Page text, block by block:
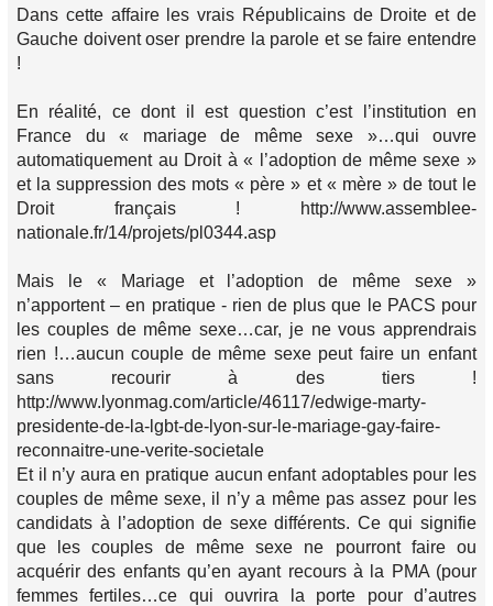
Dans cette affaire les vrais Républicains de Droite et de
Gauche doivent oser prendre la parole et se faire entendre
!
En réalité, ce dont il est question c’est l’institution en
France du « mariage de même sexe »…qui ouvre
automatiquement au Droit à « l’adoption de même sexe »
et la suppression des mots « père » et « mère » de tout le
Droit français ! http://www.assemblee-
nationale.fr/14/projets/pl0344.asp
Mais le « Mariage et l’adoption de même sexe »
n’apportent – en pratique - rien de plus que le PACS pour
les couples de même sexe…car, je ne vous apprendrais
rien !…aucun couple de même sexe peut faire un enfant
sans recourir à des tiers !
http://www.lyonmag.com/article/46117/edwige-marty-
presidente-de-la-lgbt-de-lyon-sur-le-mariage-gay-faire-
reconnaitre-une-verite-societale
Et il n’y aura en pratique aucun enfant adoptables pour les
couples de même sexe, il n’y a même pas assez pour les
candidats à l’adoption de sexe différents. Ce qui signifie
que les couples de même sexe ne pourront faire ou
acquérir des enfants qu’en ayant recours à la PMA (pour
femmes fertiles…ce qui ouvrira la porte pour d’autres